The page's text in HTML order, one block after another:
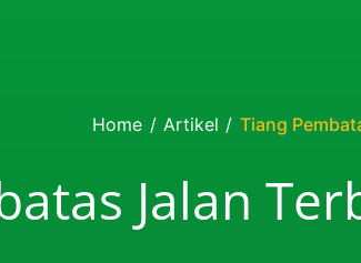
Home / Artikel / Tiang
Jalan